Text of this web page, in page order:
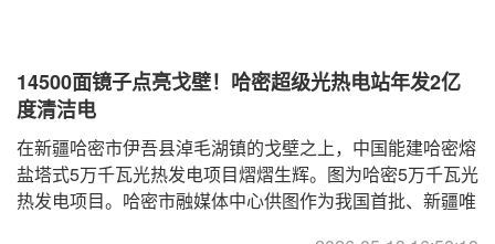
14500面镜子点亮戈壁！哈密超级光热电站年发2亿
度清洁电
在新疆哈密市伊吾县淖毛湖镇的戈壁之上，中国能建哈密熔
盐塔式5万千瓦光热发电项目熠熠生辉。图为哈密5万千瓦光
热发电项目。哈密市融媒体中心供图作为我国首批、新疆唯